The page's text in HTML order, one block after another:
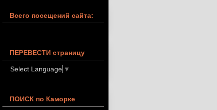
Всего посещений сайта:
ПЕРЕВЕСТИ страницу
Select Language ▼
ПОИСК по Каморке